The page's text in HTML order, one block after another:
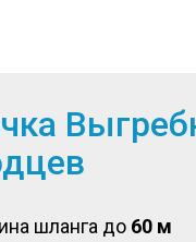
шланга до 60 м